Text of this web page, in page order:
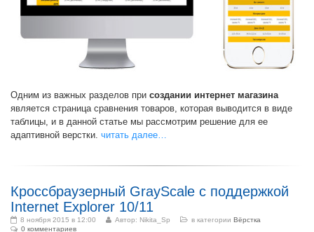
Одним из важных разделов при создании интернет магазина
является страница сравнения товаров, которая выводится в виде
таблицы, и в данной статье мы рассмотрим решение для ее
адаптивной верстки. читать далее…
Кроссбраузерный GrayScale с поддержкой
Internet Explorer 10/11
8 ноября 2015 в 12:00 Автор: Nikita_Sp в категории Вёрстка
0 комментариев